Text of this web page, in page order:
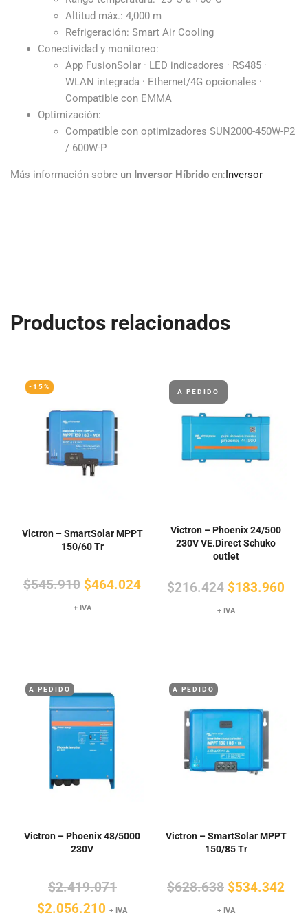
Altitud máx.: 4,000 m
Refrigeración: Smart Air Cooling
Conectividad y monitoreo:
App FusionSolar · LED indicadores · RS485 ·
WLAN integrada · Ethernet/4G opcionales ·
Compatible con EMMA
Optimización:
Compatible con optimizadores SUN2000-450W-P2
/ 600W-P
Más información sobre un Inversor Híbrido en:Inversor
Productos relacionados
-15%
Victron – SmartSolar MPPT
150/60 Tr
$545.910 El
precio
$464.024El
+ IVA
A PEDIDO
Victron – Phoenix 24/500
230V VE.Direct Schuko
outlet
$216.424 El
precio
$183.960
+ IVA
A PEDIDO
Victron – Phoenix 48/5000
230V
$2.419.071El
precio
$2.056.210 El
+ IVA
A PEDIDO
Victron – SmartSolar MPPT
150/85 Tr
$628.638 El
precio
$534.342
+ IVA